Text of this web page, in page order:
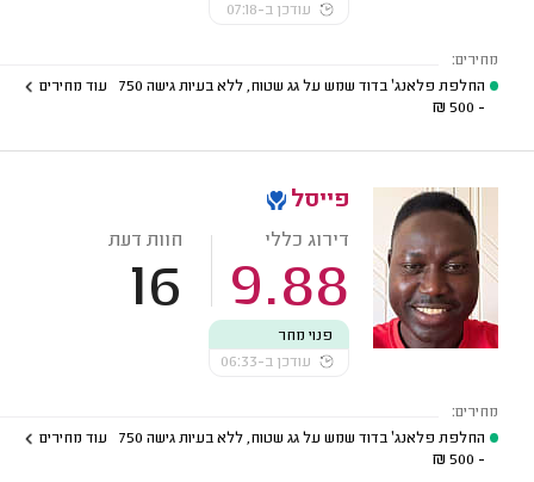
עודכן ב-07:18
מחירים:
החלפת פלאנג' בדוד שמש על גג שטוח, ללא בעיות גישה 750
- 500
₪
עוד מחירים
פייסל
דירוג כללי
9.88
חוות דעת
16
פנוי מחר
עודכן ב-06:33
מחירים:
החלפת פלאנג' בדוד שמש על גג שטוח, ללא בעיות גישה 750
- 500
₪
עוד מחירים